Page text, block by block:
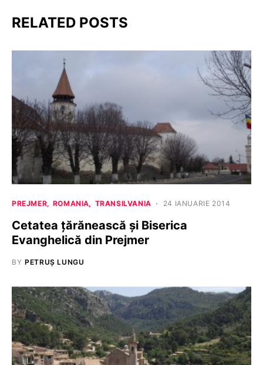
RELATED POSTS
PREJMER ROMANIA TRANSILVANIA 24 IANUARIE 2014
Cetatea țărănească și Biserica
Evanghelică din Prejmer
BY PETRUȘ LUNGU